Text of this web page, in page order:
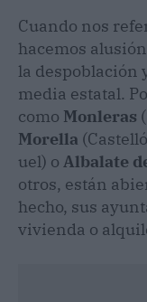
Cuando nos
hacemos
la despoblación
media estatal.
como Monleras
Morella
uel) o Albalate
otros, están
hecho, sus
vivienda o